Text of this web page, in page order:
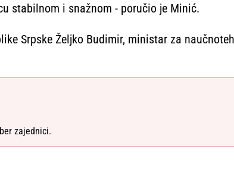
stabilnom i snažnom - poručio je Minić.
Srpske Željko Budimir, ministar za
zajednici.